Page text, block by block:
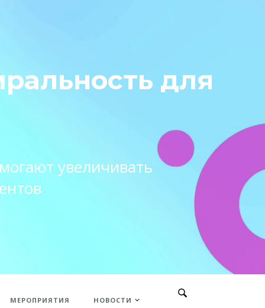
для
увеличивать
МЕРОПРИЯТИЯ НОВОСТИ